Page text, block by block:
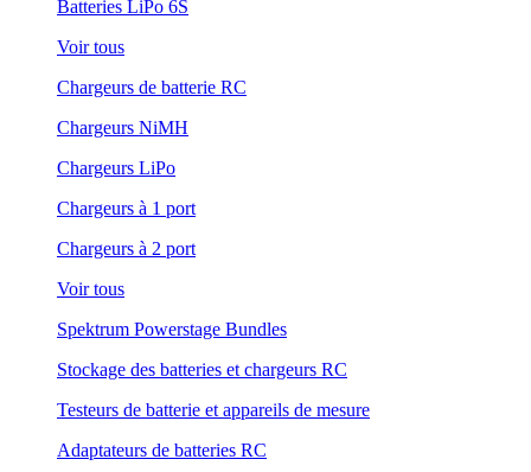
Batteries LiPo 6S
Voir tous
Chargeurs de batterie RC
Chargeurs NiMH
Chargeurs LiPo
Chargeurs à 1 port
Chargeurs à 2 port
Voir tous
Spektrum Powerstage Bundles
Stockage des batteries et chargeurs RC
Testeurs de batterie et appareils de mesure
Adaptateurs de batteries RC